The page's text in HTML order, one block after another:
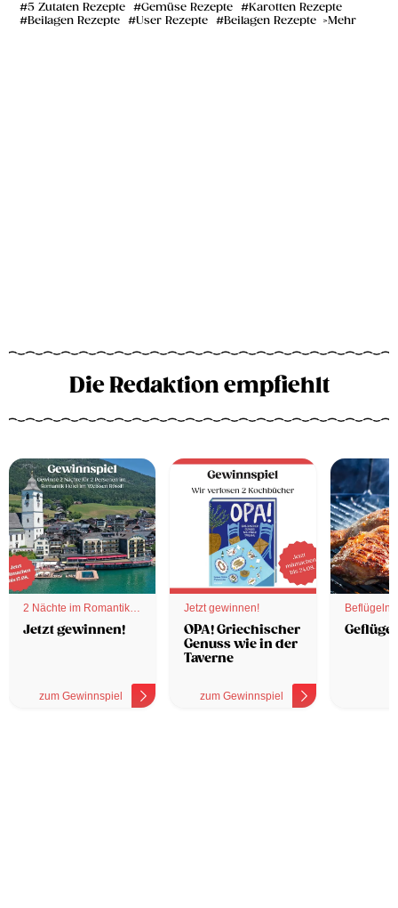
5 Zutaten Rezepte Gemüse Rezepte
Karotten Rezepte
Beilagen Rezepte
User Rezepte Beilagen Rezepte Mehr
Die Redaktion empfiehlt
2 Nächte im Romantik
Hotel
Jetzt gewinnen!
zum Gewinnspiel
Jetzt gewinnen!
OPA! Griechischer
Genuss wie in der
Taverne
zum Gewinnspiel